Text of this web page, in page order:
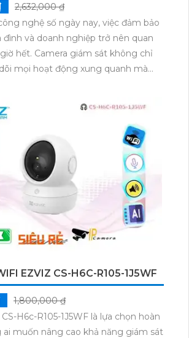
2,632,000 ₫
nghệ số ngày nay, việc đảm bảo
đình và doanh nghiệp trở nên quan
hết. Camera giám sát không chỉ
mọi hoạt động xung quanh mà
EZVIZ CS-H80x-R100-8G82WKFL
mạnh mẽ nhờ vào thiết kế hiện đại,
ảnh 4K sắc nét, cùng với nhiều tính
vượt trội. Bài viết này sẽ giúp bạn
ưu điểm và tính năng nổi bật của
CS-H80x, từ đó đưa ra quyết định
lắp đặt giải pháp an ninh hiệu quả
gian của bạn.
EZVIZ CS-H6C-R105-1J5WF
1,800,000 ₫
H6c-R105-1J5WF là lựa chọn hoàn
ai muốn nâng cao khả năng giám sát